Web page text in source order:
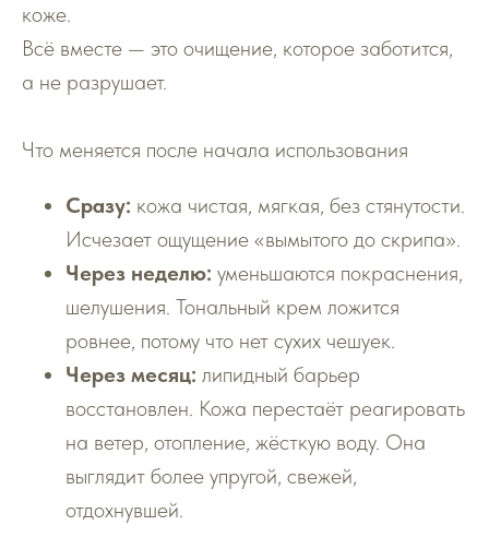
коже.
Всё вместе — это очищение, которое заботится,
а не разрушает.
Что меняется после начала использования
Сразу: кожа чистая, мягкая, без стянутости.
Исчезает ощущение «вымытого до скрипа».
Через неделю: уменьшаются покраснения,
шелушения. Тональный крем ложится
ровнее, потому что нет сухих чешуек.
Через месяц: липидный барьер
восстановлен. Кожа перестаёт реагировать
на ветер, отопление, жёсткую воду. Она
выглядит более упругой, свежей,
отдохнувшей.